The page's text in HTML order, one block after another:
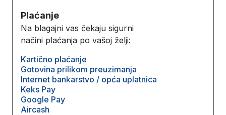
Plaćanje
Na blagajni vas čekaju sigurni
načini plaćanja po vašoj želji:
Kartično plaćanje
Gotovina prilikom preuzimanja
Internet bankarstvo / opća uplatnica
Keks Pay
Google Pay
Aircash